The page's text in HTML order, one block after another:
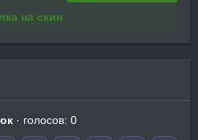
на скин
· голосов: 0